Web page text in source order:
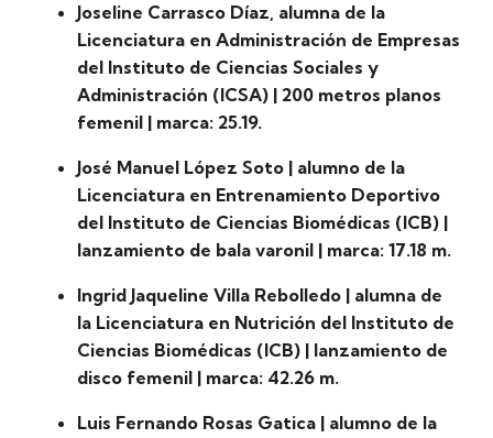
Joseline Carrasco Díaz, alumna de la
Licenciatura en Administración de Empresas
del Instituto de Ciencias Sociales y
Administración (ICSA) | 200 metros planos
femenil | marca: 25.19.
José Manuel López Soto | alumno de la
Licenciatura en Entrenamiento Deportivo
del Instituto de Ciencias Biomédicas (ICB) |
lanzamiento de bala varonil | marca: 17.18 m.
Ingrid Jaqueline Villa Rebolledo | alumna de
la Licenciatura en Nutrición del Instituto de
Ciencias Biomédicas (ICB) | lanzamiento de
disco femenil | marca: 42.26 m.
Luis Fernando Rosas Gatica | alumno de la